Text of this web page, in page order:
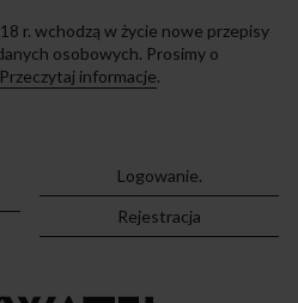
r. wchodzą w życie nowe przepisy
osobowych. Prosimy o
Przeczytaj informacje.
Logowanie.
Rejestracja